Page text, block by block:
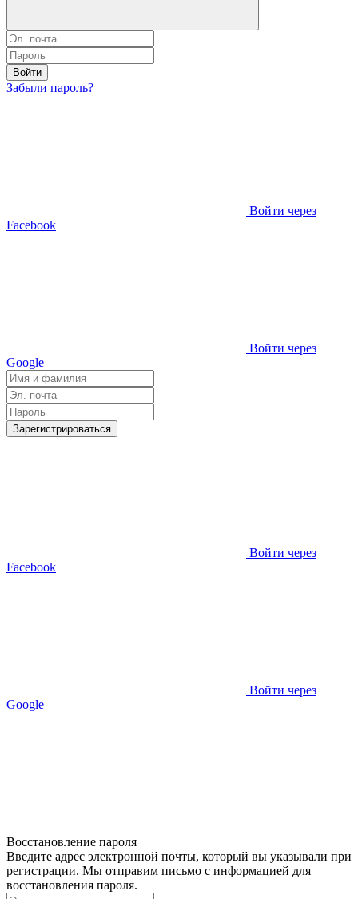
Войти
Забыли пароль?
Войти через
Facebook
Войти через
Google
Зарегистрироваться
Войти через
Facebook
Войти через
Google
Восстановление пароля
Введите адрес электронной почты, который вы указывали при
регистрации. Мы отправим письмо с информацией для
восстановления пароля.